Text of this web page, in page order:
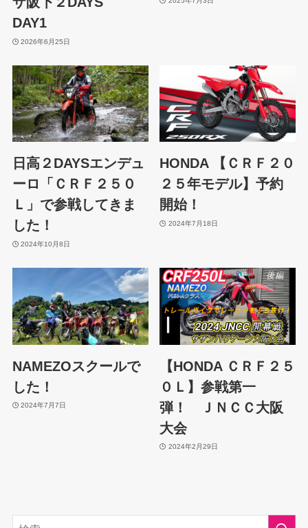
DAY1
2026年6月25日
日高２DAYSエンデュ
ーロ「ＣＲＦ２５０
Ｌ」で参戦してきま
した！
2024年10月8日
HONDA 【ＣＲＦ２０
２５年モデル】予約
開始！
2024年7月18日
NAMEZOスクールで
した！
2024年7月7日
【HONDA ＣＲＦ２５
０Ｌ】参戦第一
弾！ ＪＮＣＣ大阪
大会
2024年2月29日